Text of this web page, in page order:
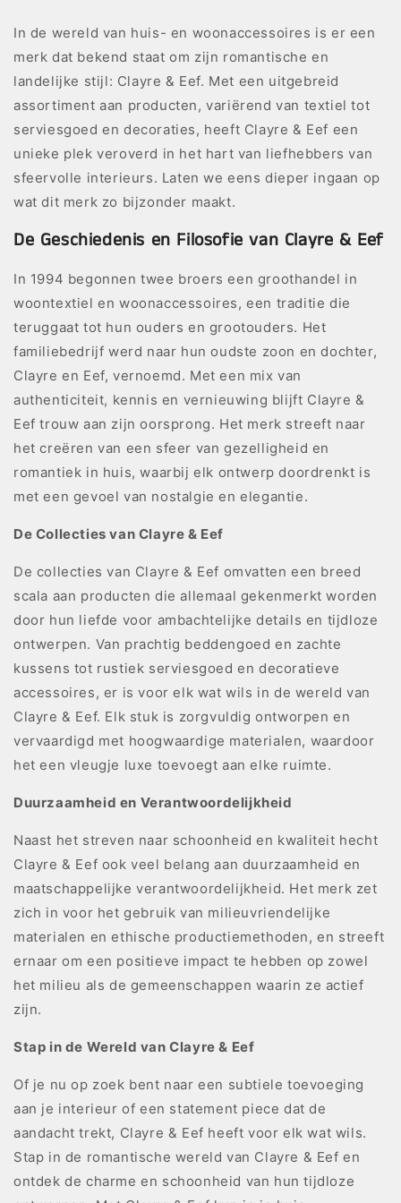
In de wereld van huis- en woonaccessoires is er een
merk dat bekend staat om zijn romantische en
landelijke stijl: Clayre & Eef. Met een uitgebreid
assortiment aan producten, variërend van textiel tot
serviesgoed en decoraties, heeft Clayre & Eef een
unieke plek veroverd in het hart van liefhebbers van
sfeervolle interieurs. Laten we eens dieper ingaan op
wat dit merk zo bijzonder maakt.
De Geschiedenis en Filosofie van Clayre & Eef
In 1994 begonnen twee broers een groothandel in
woontextiel en woonaccessoires, een traditie die
teruggaat tot hun ouders en grootouders. Het
familiebedrijf werd naar hun oudste zoon en dochter,
Clayre en Eef, vernoemd. Met een mix van
authenticiteit, kennis en vernieuwing blijft Clayre &
Eef trouw aan zijn oorsprong. Het merk streeft naar
het creëren van een sfeer van gezelligheid en
romantiek in huis, waarbij elk ontwerp doordrenkt is
met een gevoel van nostalgie en elegantie.
De Collecties van Clayre & Eef
De collecties van Clayre & Eef omvatten een breed
scala aan producten die allemaal gekenmerkt worden
door hun liefde voor ambachtelijke details en tijdloze
ontwerpen. Van prachtig beddengoed en zachte
kussens tot rustiek serviesgoed en decoratieve
accessoires, er is voor elk wat wils in de wereld van
Clayre & Eef. Elk stuk is zorgvuldig ontworpen en
vervaardigd met hoogwaardige materialen, waardoor
het een vleugje luxe toevoegt aan elke ruimte.
Duurzaamheid en Verantwoordelijkheid
Naast het streven naar schoonheid en kwaliteit hecht
Clayre & Eef ook veel belang aan duurzaamheid en
maatschappelijke verantwoordelijkheid. Het merk zet
zich in voor het gebruik van milieuvriendelijke
materialen en ethische productiemethoden, en streeft
ernaar om een positieve impact te hebben op zowel
het milieu als de gemeenschappen waarin ze actief
zijn.
Stap in de Wereld van Clayre & Eef
Of je nu op zoek bent naar een subtiele toevoeging
aan je interieur of een statement piece dat de
aandacht trekt, Clayre & Eef heeft voor elk wat wils.
Stap in de romantische wereld van Clayre & Eef en
ontdek de charme en schoonheid van hun tijdloze